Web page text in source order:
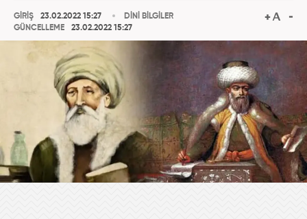
GİRİŞ
23.02.2022 15:27
GÜNCELLEME
23.02.2022 15:27
DİNİ BİLGİLER